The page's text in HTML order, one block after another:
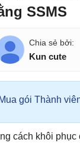
SSMS
Kun cute
Mua gói Thành
cách khôi